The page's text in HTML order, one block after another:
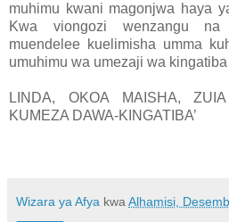
muhimu kwani magonjwa haya
Kwa viongozi wenzangu na
muendelee kuelimisha umma
umuhimu wa umezaji wa
LINDA, OKOA MAISHA,
KUMEZA DAWA-KINGATIBA’
Wizara ya Afya kwaAlhamisi,